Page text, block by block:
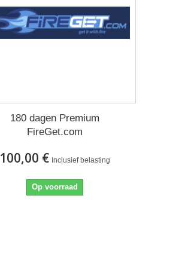
180 dagen Premium
FireGet.com
100,00 € Inclusief belasting
Op voorraad